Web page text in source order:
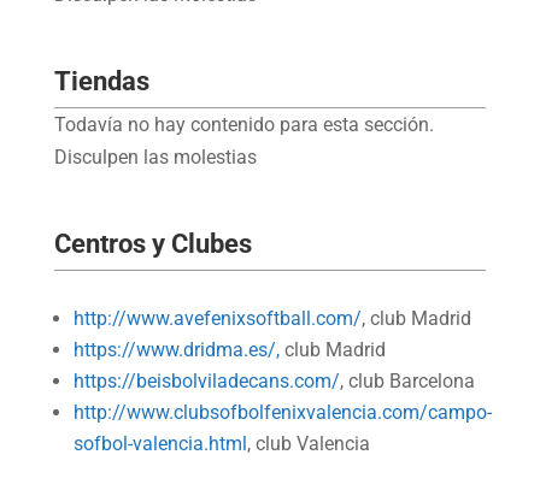
Tiendas
Todavía no hay contenido para esta sección.
Disculpen las molestias
Centros y Clubes
http://www.avefenixsoftball.com/, club Madrid
https://www.dridma.es/,club Madrid
https://beisbolviladecans.com/, club Barcelona
http://www.clubsofbolfenixvalencia.com/campo-
sofbol-valencia.html, club Valencia